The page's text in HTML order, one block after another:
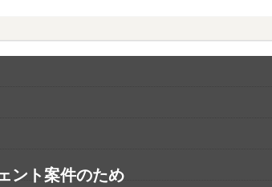
ント案件のため